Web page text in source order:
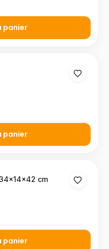
panier
panier
cm
panier